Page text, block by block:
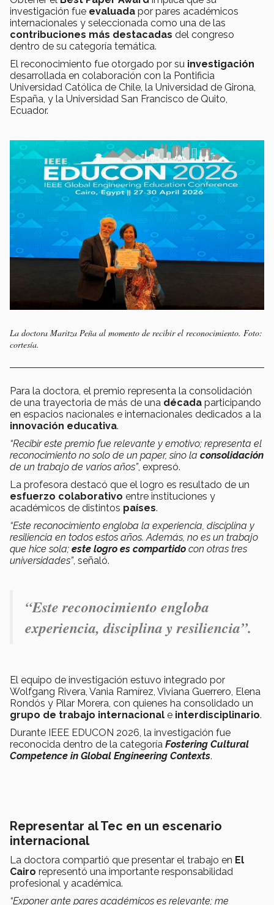
investigación fue evaluada por pares académicos
internacionales y seleccionada como una de las
contribuciones más destacadas del congreso
dentro de su categoría temática.
El reconocimiento fue otorgado por su investigación
desarrollada en colaboración con la Pontificia
Universidad Católica de Chile, la Universidad de Girona,
España, y la Universidad San Francisco de Quito,
Ecuador.
La doctora Maritza Peña al momento de recibir el reconocimiento. Foto:
cortesía.
Para la doctora, el premio representa la consolidación
de una trayectoria de más de una década participando
en espacios nacionales e internacionales dedicados a la
innovación educativa.
“Recibir este premio fue relevante y emotivo; representa el
reconocimiento no solo de un paper, sino la consolidación
de un trabajo de varios años”, expresó.
La profesora destacó que el logro es resultado de un
esfuerzo colaborativo entre instituciones y
académicos de distintos países.
“Este reconocimiento engloba la experiencia, disciplina y
resiliencia en todos estos años. Además, no es un trabajo
que hice sola; este logro es compartido con otras tres
universidades”, señaló.
“Este reconocimiento engloba
experiencia, disciplina y resiliencia”.
El equipo de investigación estuvo integrado por
Wolfgang Rivera, Vania Ramírez, Viviana Guerrero, Elena
Rondós y Pilar Morera, con quienes ha consolidado un
grupo de trabajo internacional e interdisciplinario.
Durante IEEE EDUCON 2026, la investigación fue
reconocida dentro de la categoría Fostering Cultural
Competence in Global Engineering Contexts.
Representar al Tec en un escenario
internacional
La doctora compartió que presentar el trabajo en El
Cairo representó una importante responsabilidad
profesional y académica.
“Exponer ante pares académicos es relevante; me